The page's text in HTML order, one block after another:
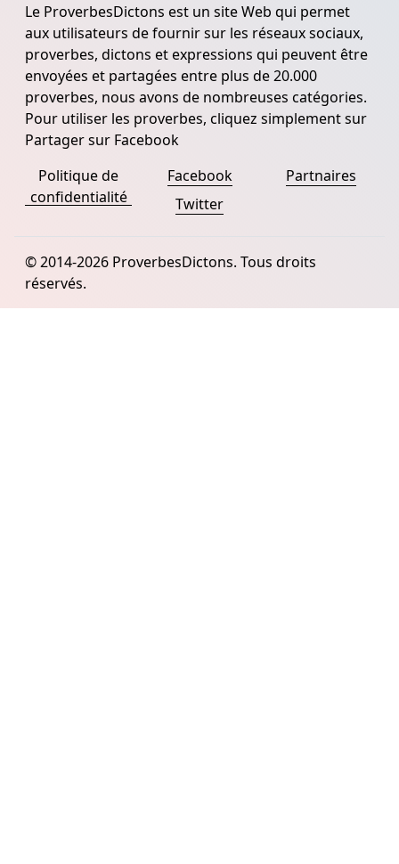
Le ProverbesDictons est un site Web qui permet
aux utilisateurs de fournir sur les réseaux sociaux,
proverbes, dictons et expressions qui peuvent être
envoyées et partagées entre plus de 20.000
proverbes, nous avons de nombreuses catégories.
Pour utiliser les proverbes, cliquez simplement sur
Partager sur Facebook
Politique de
confidentialité
Facebook
Twitter
Partnaires
© 2014-2026 ProverbesDictons. Tous droits
réservés.